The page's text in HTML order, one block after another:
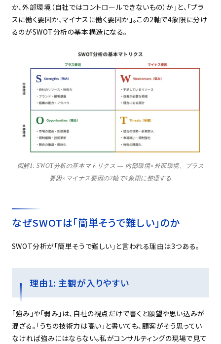
か、外部環境（自社ではコントロールできないもの）か」と、「プラ
スに働く要因か、マイナスに働く要因か」。この2軸で4象限に分け
るのがSWOT分析の基本構造になる。
図解1: SWOT分析の基本マトリクス ― 内部環境×外部環境、プラス
要因×マイナス要因の2軸で4象限に整理する
なぜSWOTは「簡単そうで難しい」のか
SWOT分析が「簡単そうで難しい」と言われる理由は3つある。
理由1: 主観が入りやすい
「強み」や「弱み」は、自社の視点だけで書くと願望や思い込みが
混ざる。「うちの技術力は高い」と書いても、顧客がそう思ってい
なければ強みにはならない。私がコンサルティングの現場で見て